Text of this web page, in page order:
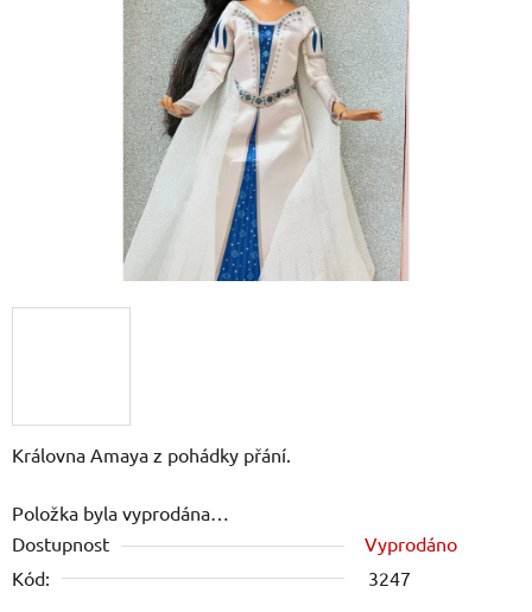
Královna Amaya z pohádky přání.
Položka byla vyprodána…
Dostupnost
Vyprodáno
Kód:
3247